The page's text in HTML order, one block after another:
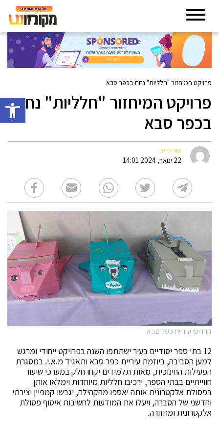
פתח
פרויקט המיחזור "חלליות" נחת בכפר סבא
פרויקט המיחזור "חלליות" נחת
בכפר סבא
אור טייב
22 ינואר, 2024 14:01
קרדיט: עיריית כפר סבא
12 בתי ספר יסודיים בעיר ישתתפו השנה בפרויקט ייחודי ומרגש
למען הסביבה, ביוזמת עיריית כפר סבא ותאגיד מ.א.י. במסגרת
הפעילות החינוכית, מאות תלמידים יקחו חלק במערכי שיעור
חווייתיים בבתי הספר, ירכיבו חלליות מיוחדות וימלאו אותן
בפסולת אלקטרונית אותה יאספו מהקהילה, יגבשו קמפיין יצירתי
וחדשני של הסברה, ויעלו את המודעות לחשיבות איסוף פסולת
אלקטרונית ומחזורה.